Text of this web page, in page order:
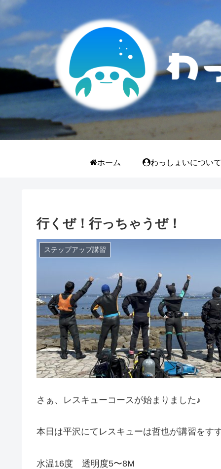
ホーム わっしょいについ
行くぜ！行っちゃうぜ！
ステップアップ講習
さぁ、レスキューコースが始まりました♪
本日は平沢にてレスキューは哲也が講習をす
水温16度 透明度5〜8M